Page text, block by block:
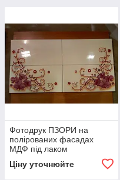
Фотодрук ПЗОРИ на
полірованих фасадах
МДФ під лаком
Ціну уточнюйте